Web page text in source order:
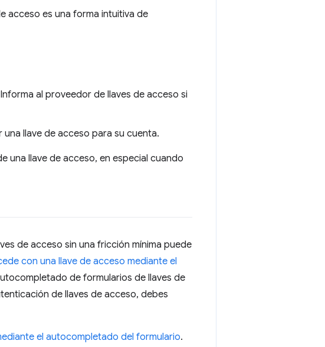
acceso es una forma intuitiva de
al proveedor de llaves de acceso si
llave de acceso para su cuenta.
una llave de acceso, en especial cuando
de acceso sin una fricción mínima puede
con una llave de acceso mediante el
de formularios de llaves de
de llaves de acceso, debes
el autocompletado del formulario.